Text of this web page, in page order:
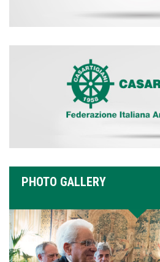
PHOTO GALLERY